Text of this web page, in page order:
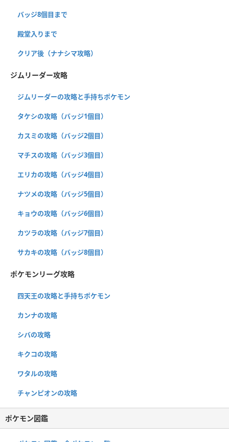
バッジ8個目まで
殿堂入りまで
クリア後（ナナシマ攻略）
ジムリーダー攻略
ジムリーダーの攻略と手持ちポケモン
タケシの攻略（バッジ1個目）
カスミの攻略（バッジ2個目）
マチスの攻略（バッジ3個目）
エリカの攻略（バッジ4個目）
ナツメの攻略（バッジ5個目）
キョウの攻略（バッジ6個目）
カツラの攻略（バッジ7個目）
サカキの攻略（バッジ8個目）
ポケモンリーグ攻略
四天王の攻略と手持ちポケモン
カンナの攻略
シバの攻略
キクコの攻略
ワタルの攻略
チャンピオンの攻略
ポケモン図鑑